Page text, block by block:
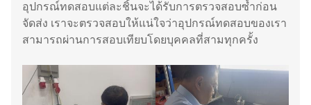
อุปกรณ์ทดสอบแต่ละชิ้นจะได้รับการตรวจสอบซ้ำก่อน
จัดส่ง เราจะตรวจสอบให้แน่ใจว่าอุปกรณ์ทดสอบของเรา
สามารถผ่านการสอบเทียบโดยบุคคลที่สามทุกครั้ง